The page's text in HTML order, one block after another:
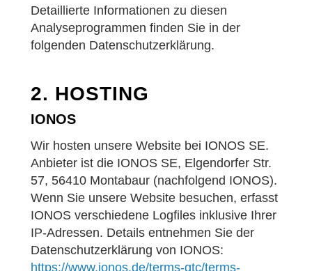
Detaillierte Informationen zu diesen
Analyseprogrammen finden Sie in der
folgenden Datenschutzerklärung.
2. HOSTING
IONOS
Wir hosten unsere Website bei IONOS SE.
Anbieter ist die IONOS SE, Elgendorfer Str.
57, 56410 Montabaur (nachfolgend IONOS).
Wenn Sie unsere Website besuchen, erfasst
IONOS verschiedene Logfiles inklusive Ihrer
IP-Adressen. Details entnehmen Sie der
Datenschutzerklärung von IONOS:
https://www.ionos.de/terms-gtc/terms-